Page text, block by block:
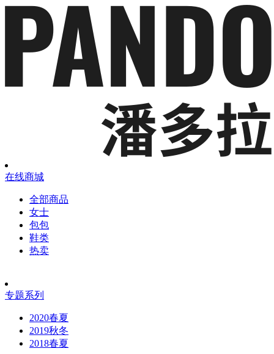
在线商城
全部商品
女士
包包
鞋类
热卖
专题系列
2020春夏
2019秋冬
2018春夏